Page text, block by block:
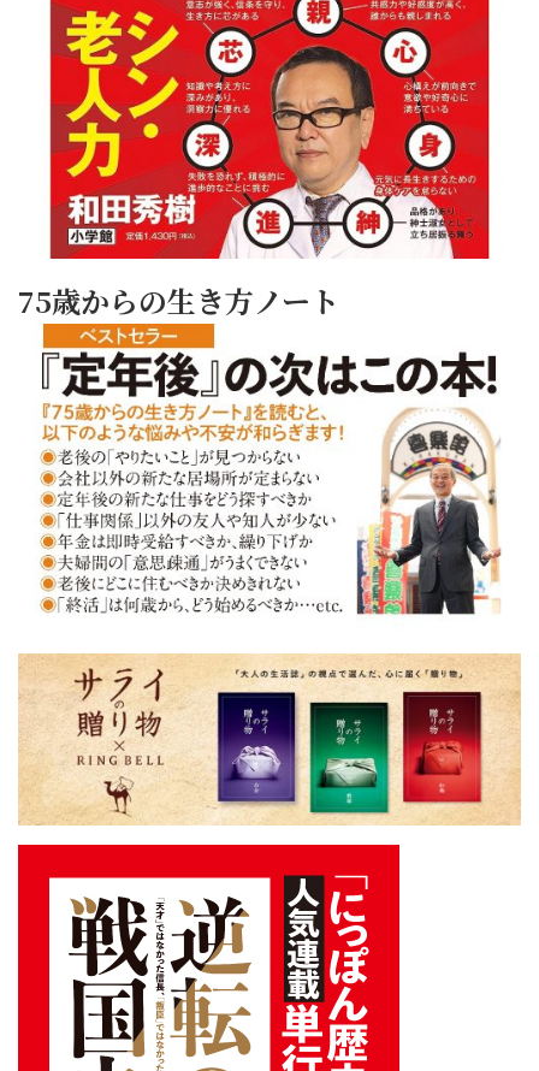
75歳からの生き方ノート